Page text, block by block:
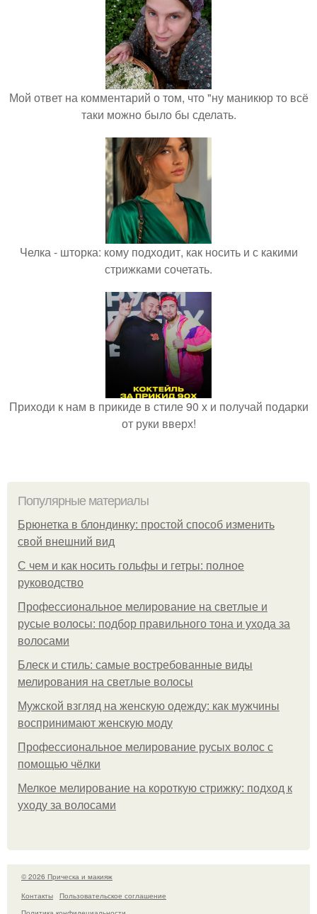
Мой ответ на комментарий о том, что "ну маникюр то всё
таки можно было бы сделать.
Челка - шторка: кому подходит, как носить и с какими
стрижками сочетать.
Приходи к нам в прикиде в стиле 90 х и получай подарки
от руки вверх!
Популярные материалы
Брюнетка в блондинку: простой способ изменить
свой внешний вид
С чем и как носить гольфы и гетры: полное
руководство
Профессиональное мелирование на светлые и
русые волосы: подбор правильного тона и ухода за
волосами
Блеск и стиль: самые востребованные виды
мелирования на светлые волосы
Мужской взгляд на женскую одежду: как мужчины
воспринимают женскую моду
Профессиональное мелирование русых волос с
помощью чёлки
Мелкое мелирование на короткую стрижку: подход к
уходу за волосами
© 2026 Прическа и макияж
Контакты
Пользовательское соглашение